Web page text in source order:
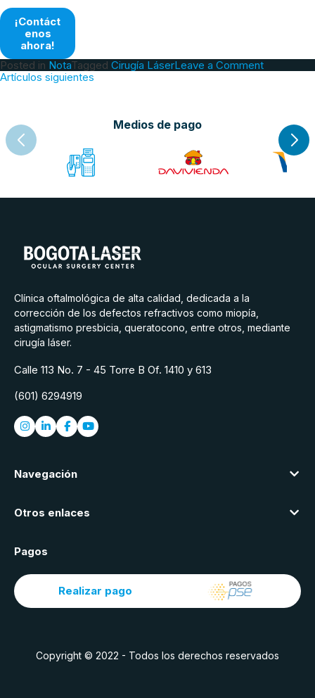
¡Contáct
enos
ahora!
Posted in NotaTagged Cirugía LáserLeave a Commenton
ceguera
problemas
visuales
Navegación
Artículos siguientes
Medios de pago
Clínica oftalmológica de alta calidad, dedicada a la
corrección de los defectos refractivos como miopía,
astigmatismo presbicia, queratocono, entre otros, mediante
cirugía láser.
Calle 113 No. 7 - 45 Torre B Of. 1410 y 613
(601) 6294919
Navegación
Otros enlaces
Pagos
Realizar pago
Copyright © 2022 - Todos los derechos reservados